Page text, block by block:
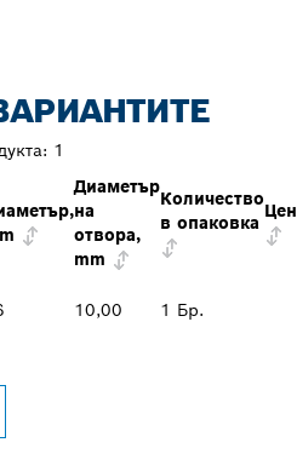
1
Диаметър
на
отвора,
mm
Количество
в опаковка
10,00 1 Бр.